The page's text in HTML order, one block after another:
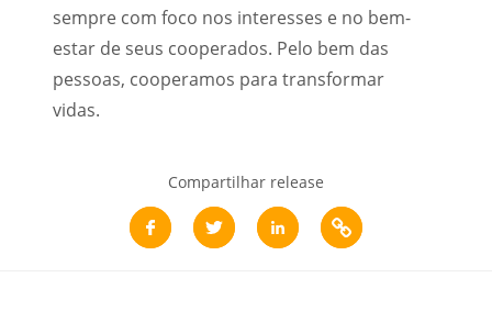
sempre com foco nos interesses e no bem-
estar de seus cooperados. Pelo bem das
pessoas, cooperamos para transformar
vidas.
Compartilhar release